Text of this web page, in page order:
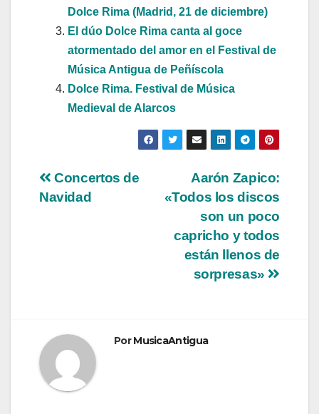
Dolce Rima (Madrid, 21 de diciembre)
El dúo Dolce Rima canta al goce
atormentado del amor en el Festival de
Música Antigua de Peñíscola
Dolce Rima. Festival de Música
Medieval de Alarcos
Navegación
Aarón Zapico:
«Todos los discos
son un poco
capricho y todos
están llenos de
sorpresas»
Concertos de
Navidad
PorMusicaAntigua